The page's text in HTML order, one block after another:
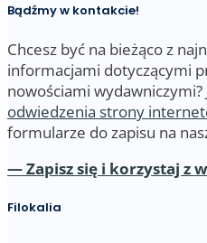
Bądźmy w kontakcie!
Chcesz być na bieżąco z
informacjami dotyczącymi
nowościami
odwiedzenia strony
formularze do zapisu na
— Zapisz się i korzystaj z
Filokalia